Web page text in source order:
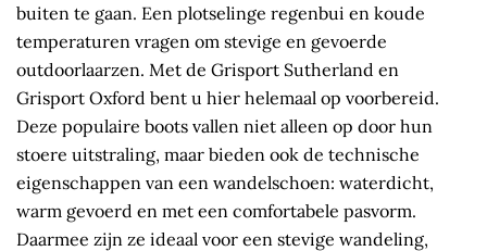
buiten te gaan. Een plotselinge regenbui en koude
temperaturen vragen om stevige en gevoerde
outdoorlaarzen. Met de Grisport Sutherland en
Grisport Oxford bent u hier helemaal op voorbereid.
Deze populaire boots vallen niet alleen op door hun
stoere uitstraling, maar bieden ook de technische
eigenschappen van een wandelschoen: waterdicht,
warm gevoerd en met een comfortabele pasvorm.
Daarmee zijn ze ideaal voor een stevige wandeling,